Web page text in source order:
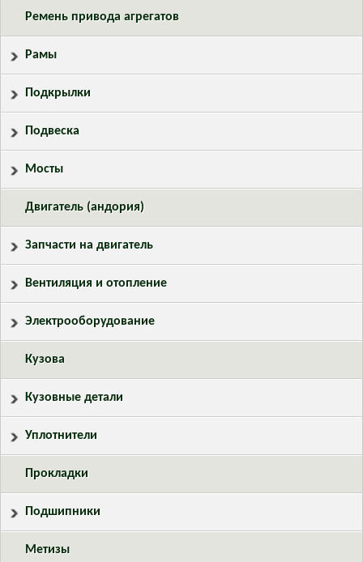
Ремень привода агрегатов
Рамы
Подкрылки
Подвеска
Мосты
Двигатель (андория)
Запчасти на двигатель
Вентиляция и отопление
Электрооборудование
Кузова
Кузовные детали
Уплотнители
Прокладки
Подшипники
Метизы